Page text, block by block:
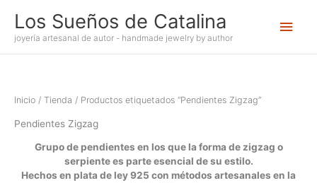
contenido
Los Sueños de Catalina
joyería artesanal de autor - handmade jewelry by author
Inicio / Tienda / Productos etiquetados “Pendientes Zigzag”
Pendientes Zigzag
Grupo de pendientes en los que la forma de zigzag o
serpiente es parte esencial de su estilo.
Hechos en plata de ley 925 con métodos artesanales en la